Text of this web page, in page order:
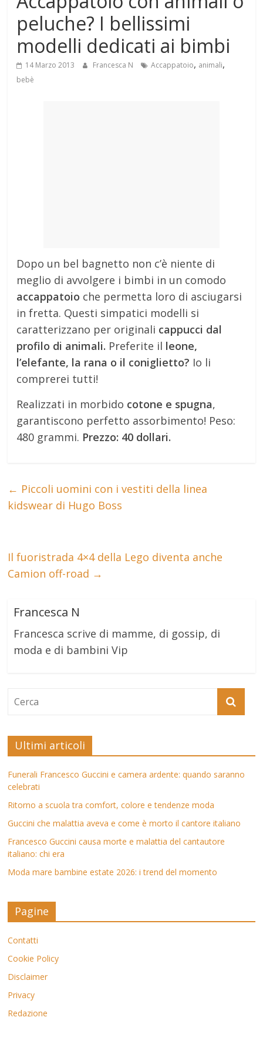
Mondo
peluche? I bellissimi
modelli dedicati ai bimbi
14 Marzo 2013 Francesca N Accappatoio, animali,
bebè
Dopo un bel bagnetto non c’è niente di
meglio di avvolgere i bimbi in un comodo
accappatoio che permetta loro di asciugarsi
in fretta. Questi simpatici modelli si
caratterizzano per originali cappucci dal
profilo di animali. Preferite il leone,
l’elefante, la rana o il coniglietto? Io li
comprerei tutti!
Realizzati in morbido cotone e spugna,
garantiscono perfetto assorbimento! Peso:
480 grammi. Prezzo: 40 dollari.
← Piccoli uomini con i vestiti della linea
kidswear di Hugo Boss
Il fuoristrada 4×4 della Lego diventa anche
Camion off-road →
Francesca N
Francesca scrive di mamme, di gossip, di
moda e di bambini Vip
Ultimi articoli
Funerali Francesco Guccini e camera ardente: quando saranno
celebrati
Ritorno a scuola tra comfort, colore e tendenze moda
Guccini che malattia aveva e come è morto il cantore italiano
Francesco Guccini causa morte e malattia del cantautore
italiano: chi era
Moda mare bambine estate 2026: i trend del momento
Pagine
Contatti
Cookie Policy
Disclaimer
Privacy
Redazione